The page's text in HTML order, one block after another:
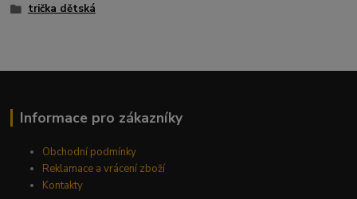
trička dětská
Informace pro zákazníky
Obchodní podmínky
Reklamace a vrácení zboží
Kontakty